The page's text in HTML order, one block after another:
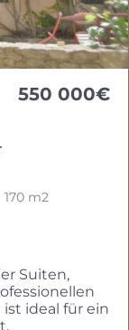
550 000€
170 m2
Suiten,
ideal für ein